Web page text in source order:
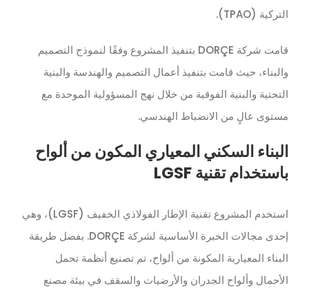
التركية (TPAO).
قامت شركة DORÇE بتنفيذ المشروع وفقًا لنموذج التصميم
والبناء، حيث قامت بتنفيذ أعمال التصميم والهندسة والبنية
التحتية والبنية الفوقية من خلال نهج المسؤولية الموحدة مع
مستوى عالٍ من الانضباط الهندسي.
البناء السكني المعياري المكون من ألواح
باستخدام تقنية LGSF
استخدم المشروع تقنية الإطار الفولاذي الخفيف (LGSF)، وهي
إحدى مجالات الخبرة الأساسية لشركة DORÇE. بفضل طريقة
البناء المعيارية المكونة من ألواح، تم تصنيع أنظمة تحمل
الأحمال وألواح الجدران والأرضيات والسقف في بيئة مصنع